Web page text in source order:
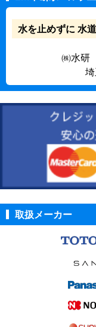
水を止めずに 水
㈱水研
取扱メーカー